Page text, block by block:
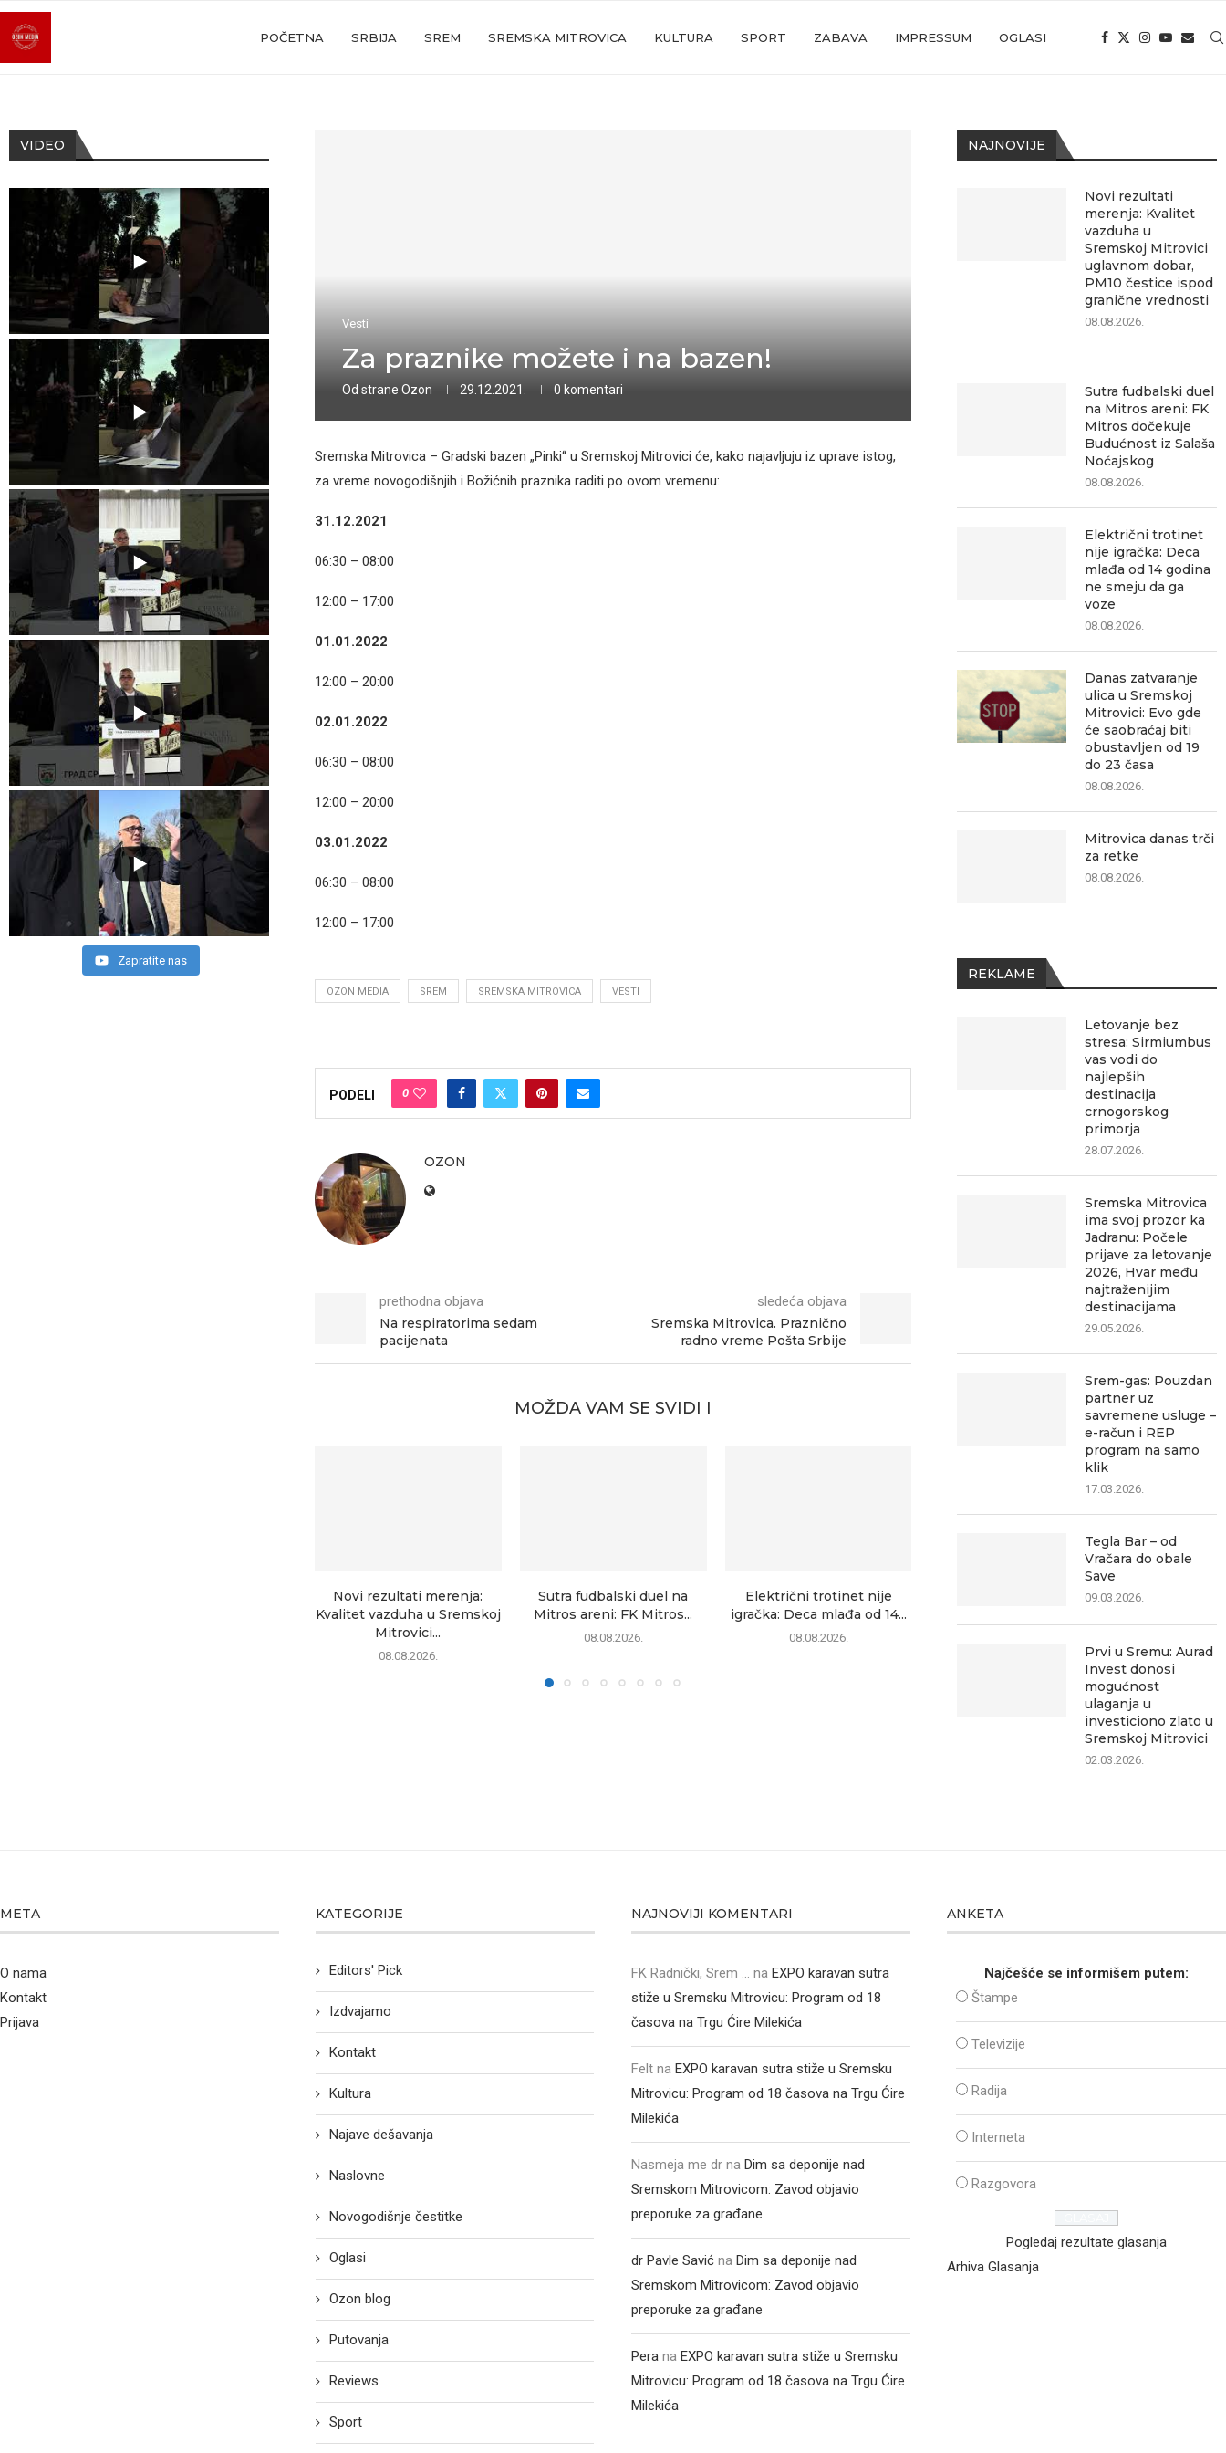
POČETNA SRBIJA SREM SREMSKA MITROVICA KULTURA SPORT ZABAVA IMPRESSUM OGLASI
Vesti
Za praznike možete i na bazen!
Od strane Ozon 29.12.2021. 0 komentari
Sremska Mitrovica – Gradski bazen „Pinki“ u Sremskoj Mitrovici će, kako najavljuju iz uprave istog,
za vreme novogodišnjih i Božićnih praznika raditi po ovom vremenu:
31.12.2021
06:30 – 08:00
12:00 – 17:00
01.01.2022
12:00 – 20:00
02.01.2022
06:30 – 08:00
12:00 – 20:00
03.01.2022
06:30 – 08:00
12:00 – 17:00
OZON MEDIA SREM SREMSKA MITROVICA VESTI
PODELI 0
OZON
prethodna objava
Na respiratorima sedam
pacijenata
sledeća objava
Sremska Mitrovica. Praznično
radno vreme Pošta Srbije
MOŽDA VAM SE SVIDI I
Novi rezultati merenja:
Kvalitet vazduha u Sremskoj
Mitrovici...
08.08.2026.
Sutra fudbalski duel na
Mitros areni: FK Mitros...
08.08.2026.
Električni trotinet nije
igračka: Deca mlađa od 14...
08.08.2026.
Danas zatvaranje ulica u
Mitrovica
NAJNOVIJE
Novi rezultati
merenja: Kvalitet
vazduha u
Sremskoj Mitrovici
uglavnom dobar,
PM10 čestice ispod
granične vrednosti
08.08.2026.
Sutra fudbalski duel
na Mitros areni: FK
Mitros dočekuje
Budućnost iz Salaša
Noćajskog
08.08.2026.
Električni trotinet
nije igračka: Deca
mlađa od 14 godina
ne smeju da ga
voze
08.08.2026.
Danas zatvaranje
ulica u Sremskoj
Mitrovici: Evo gde
će saobraćaj biti
obustavljen od 19
do 23 časa
08.08.2026.
Mitrovica danas trči
za retke
08.08.2026.
REKLAME
Letovanje bez
stresa: Sirmiumbus
vas vodi do
najlepših
destinacija
crnogorskog
primorja
28.07.2026.
Sremska Mitrovica
ima svoj prozor ka
Jadranu: Počele
prijave za letovanje
2026, Hvar među
najtraženijim
destinacijama
29.05.2026.
Srem-gas: Pouzdan
partner uz
savremene usluge –
e-račun i REP
program na samo
klik
17.03.2026.
Tegla Bar – od
Vračara do obale
Save
09.03.2026.
Prvi u Sremu: Aurad
Invest donosi
mogućnost
ulaganja u
investiciono zlato u
Sremskoj Mitrovici
02.03.2026.
VIDEO
Zapratite nas
META
O nama
Kontakt
Prijava
KATEGORIJE
Editors' Pick
Izdvajamo
Kontakt
Kultura
Najave dešavanja
Naslovne
Novogodišnje čestitke
Oglasi
Ozon blog
Putovanja
Reviews
Sport
NAJNOVIJI KOMENTARI
FK Radnički, Srem ... naEXPO karavan sutra
stiže u Sremsku Mitrovicu: Program od 18
časova na Trgu Ćire Milekića
Felt naEXPO karavan sutra stiže u Sremsku
Mitrovicu: Program od 18 časova na Trgu Ćire
Milekića
Nasmeja me dr naDim sa deponije nad
Sremskom Mitrovicom: Zavod objavio
preporuke za građane
dr Pavle Savić naDim sa deponije nad
Sremskom Mitrovicom: Zavod objavio
preporuke za građane
Pera naEXPO karavan sutra stiže u Sremsku
Mitrovicu: Program od 18 časova na Trgu Ćire
Milekića
ANKETA
Najčešće se informišem putem:
Štampe
Televizije
Radija
Interneta
Razgovora
Pogledaj rezultate glasanja
Arhiva Glasanja